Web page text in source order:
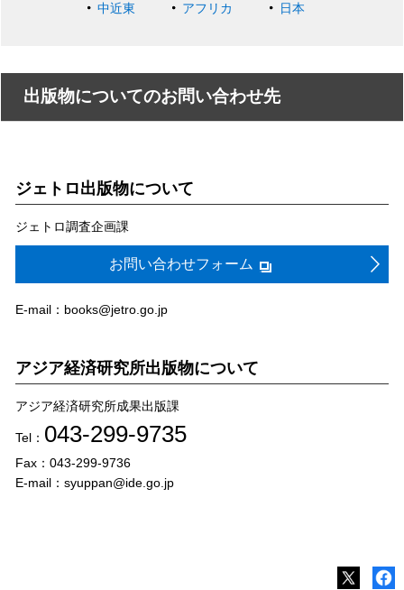
中近東
アフリカ 日本
出版物についてのお問い合わせ先
ジェトロ出版物について
ジェトロ調査企画課
お問い合わせフォーム
E-mail：books@jetro.go.jp
アジア経済研究所出版物について
アジア経済研究所成果出版課
Tel： 043-299-9735
Fax：043-299-9736
E-mail：syuppan@ide.go.jp